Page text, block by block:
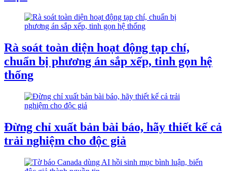
Rà soát toàn diện hoạt động tạp chí,
chuẩn bị phương án sắp xếp, tinh gọn hệ
thống
Đừng chỉ xuất bản bài báo, hãy thiết kế cả
trải nghiệm cho độc giả